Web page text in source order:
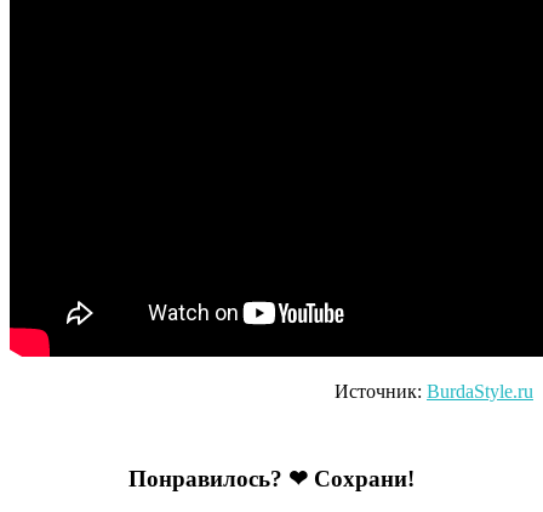
Источник: BurdaStyle.ru
Понравилось? ❤ Сохрани!